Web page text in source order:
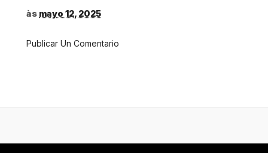
às mayo 12, 2025
Publicar Un Comentario